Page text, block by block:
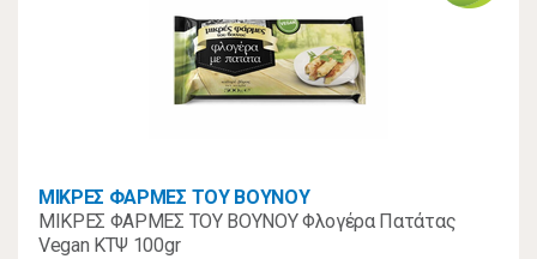
ΜΙΚΡΕΣ ΦΑΡΜΕΣ ΤΟΥ ΒΟΥΝΟΥ
ΜΙΚΡΕΣ ΦΑΡΜΕΣ ΤΟΥ ΒΟΥΝΟΥ Φλογέρα Πατάτας
Vegan ΚΤΨ 100gr